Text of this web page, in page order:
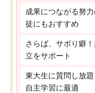
成果につながる努
徒にもおすすめ
さらば、サボり癖
立をサポート
東大生に質問し放
自主学習に最適